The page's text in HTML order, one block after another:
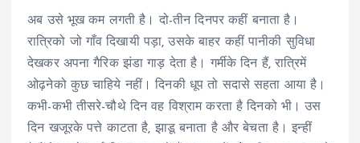
अब उसे भूख कम लगती है। दो-तीन दिनपर कहीं बनाता है।
रात्रिको जो गाँव दिखायी पड़ा, उसके बाहर कहीं पानीकी सुविधा
देखकर अपना गैरिक झंडा गाड़ देता है। गर्मीके दिन हैं, रात्रिमें
ओढ़नेको कुछ चाहिये नहीं। दिनकी धूप तो सदासे सहता आया है।
कभी-कभी तीसरे-चौथे दिन वह विश्राम करता है दिनको भी। उस
दिन खजूरके पत्ते काटता है, झाडू बनाता है और बेचता है। इन्हीं